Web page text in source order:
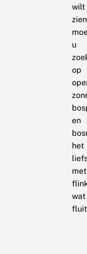
wilt
u
op
en
het
met
wat